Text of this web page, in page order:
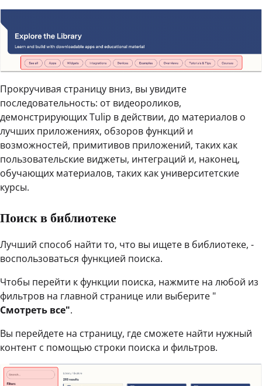
Прокручивая страницу вниз, вы увидите
последовательность: от видеороликов,
демонстрирующих Tulip в действии, до материалов о
лучших приложениях, обзоров функций и
возможностей, примитивов приложений, таких как
пользовательские виджеты, интеграций и, наконец,
обучающих материалов, таких как университетские
курсы.
Поиск в библиотеке
Лучший способ найти то, что вы ищете в библиотеке, -
воспользоваться функцией поиска.
Чтобы перейти к функции поиска, нажмите на любой из
фильтров на главной странице или выберите "
Смотреть все".
Вы перейдете на страницу, где сможете найти нужный
контент с помощью строки поиска и фильтров.